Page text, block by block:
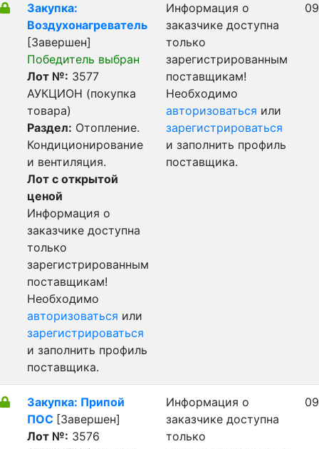
Закупка:
Воздухонагреватель
[Завершен]
Победитель выбран
Лот №: 3577
АУКЦИОН (покупка
товара)
Раздел: Отопление.
Кондиционирование
и вентиляция.
Лот с открытой
ценой
Информация о
заказчике доступна
только
зарегистрированным
поставщикам!
Необходимо
авторизоваться или
зарегистрироваться
и заполнить профиль
поставщика.
Информация о
заказчике доступна
только
зарегистрированным
поставщикам!
Необходимо
авторизоваться или
зарегистрироваться
и заполнить профиль
поставщика.
Закупка: Припой
ПОС [Завершен]
Лот №: 3576
Информация о
заказчике доступна
только